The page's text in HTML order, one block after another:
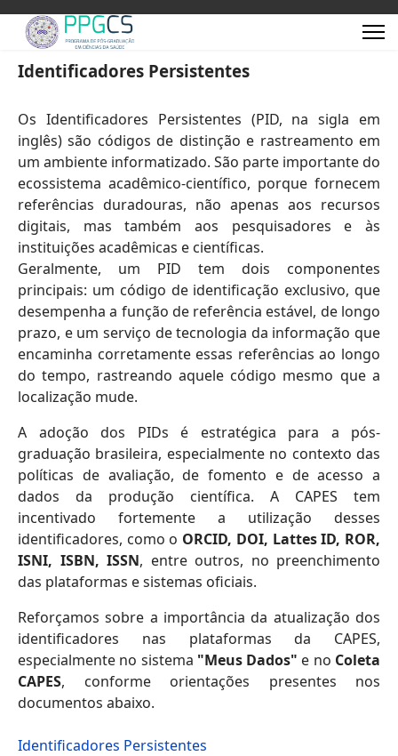
Identificadores Persistentes
Os Identificadores Persistentes (PID, na sigla em
inglês) são códigos de distinção e rastreamento em
um ambiente informatizado. São parte importante do
ecossistema acadêmico-científico, porque fornecem
referências duradouras, não apenas aos recursos
digitais, mas também aos pesquisadores e às
instituições acadêmicas e científicas.
Geralmente, um PID tem dois componentes
principais: um código de identificação exclusivo, que
desempenha a função de referência estável, de longo
prazo, e um serviço de tecnologia da informação que
encaminha corretamente essas referências ao longo
do tempo, rastreando aquele código mesmo que a
localização mude.
A adoção dos PIDs é estratégica para a pós-
graduação brasileira, especialmente no contexto das
políticas de avaliação, de fomento e de acesso a
dados da produção científica. A CAPES tem
incentivado fortemente a utilização desses
identificadores, como o ORCID, DOI, Lattes ID, ROR,
ISNI, ISBN, ISSN, entre outros, no preenchimento
das plataformas e sistemas oficiais.
Reforçamos sobre a importância da atualização dos
identificadores nas plataformas da CAPES,
especialmente no sistema "Meus Dados" e no Coleta
CAPES, conforme orientações presentes nos
documentos abaixo.
Identificadores Persistentes